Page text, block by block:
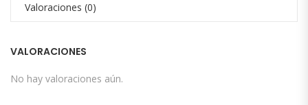
Valoraciones (0)
VALORACIONES
No hay valoraciones aún.